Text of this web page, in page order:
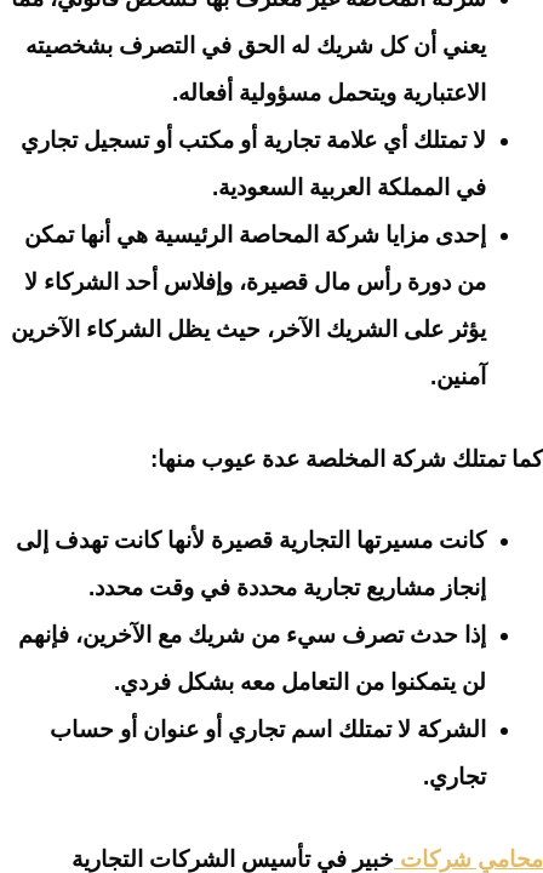
يعني أن كل شريك له الحق في التصرف بشخصيته
الاعتبارية ويتحمل مسؤولية أفعاله.
لا تمتلك أي علامة تجارية أو مكتب أو تسجيل تجاري
في المملكة العربية السعودية.
إحدى مزايا شركة المحاصة الرئيسية هي أنها تمكن
من دورة رأس مال قصيرة، وإفلاس أحد الشركاء لا
يؤثر على الشريك الآخر، حيث يظل الشركاء الآخرين
آمنين.
كما تمتلك شركة المخلصة عدة عيوب منها:
كانت مسيرتها التجارية قصيرة لأنها كانت تهدف إلى
إنجاز مشاريع تجارية محددة في وقت محدد.
إذا حدث تصرف سيء من شريك مع الآخرين، فإنهم
لن يتمكنوا من التعامل معه بشكل فردي.
الشركة لا تمتلك اسم تجاري أو عنوان أو حساب
تجاري.
محامي شركات خبير في تأسيس الشركات التجارية